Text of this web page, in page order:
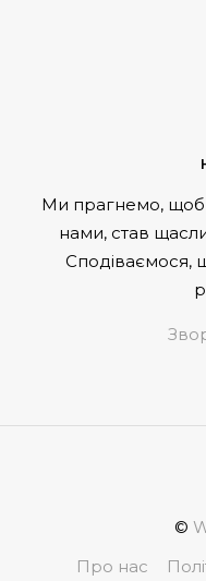
Ми прагнемо, щоб
нами, став
Сподіваємося,
©
Про нас